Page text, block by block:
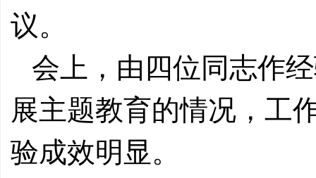
议。
会上，由四位同志作
展主题教育的情况，工
验成效明显。